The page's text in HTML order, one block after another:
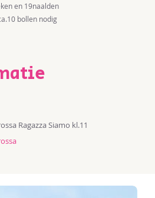
en 19naalden
bollen nodig
Ragazza Siamo kl.11